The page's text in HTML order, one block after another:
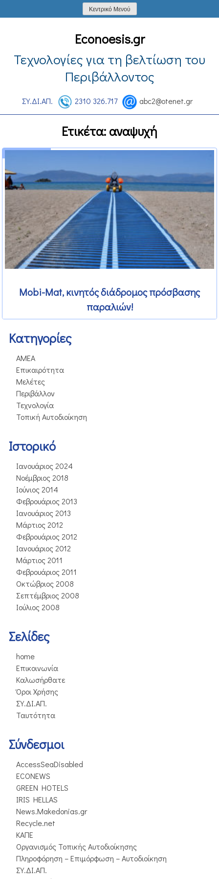
to
Κεντρικό Μενού
Econoesis.gr
Τεχνολογίες για τη βελτίωση του
Περιβάλλοντος
ΣΥ.ΔΙ.ΑΠ. 2310 326.717 abc2@otenet.gr
Ετικέτα: αναψυχή
Mobi-Mat, κινητός διάδρομος πρόσβασης
παραλιών!
1 Μαρτίου 2011
Kατηγορίες
ΑΜΕΑ
Επικαιρότητα
Μελέτες
Περιβάλλον
Τεχνολογία
Τοπική Αυτοδιοίκηση
Ιστορικό
Ιανουάριος 2024
Νοέμβριος 2018
Ιούνιος 2014
Φεβρουάριος 2013
Ιανουάριος 2013
Μάρτιος 2012
Φεβρουάριος 2012
Ιανουάριος 2012
Μάρτιος 2011
Φεβρουάριος 2011
Οκτώβριος 2008
Σεπτέμβριος 2008
Ιούλιος 2008
Σελίδες
home
Επικοινωνία
Καλωσήρθατε
Όροι Χρήσης
ΣΥ.ΔΙ.ΑΠ.
Ταυτότητα
Σύνδεσμοι
AccessSeaDisabled
ECONEWS
GREEN HOTELS
IRIS HELLAS
News.Makedonias.gr
Recycle.net
ΚΑΠΕ
Οργανισμός Τοπικής Αυτοδιοίκησης
Πληροφόρηση – Επιμόρφωση – Αυτοδιοίκηση
ΣΥ.ΔΙ.ΑΠ.